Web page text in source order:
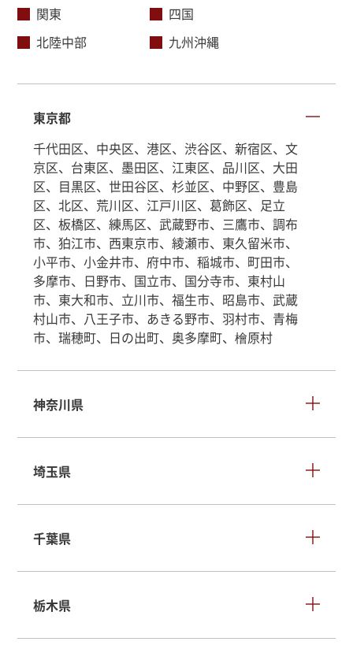
関東
北陸中部
四国
九州沖縄
東京都
千代田区、中央区、港区、渋谷区、新宿区、文
京区、台東区、墨田区、江東区、品川区、大田
区、目黒区、世田谷区、杉並区、中野区、豊島
区、北区、荒川区、江戸川区、葛飾区、足立
区、板橋区、練馬区、武蔵野市、三鷹市、調布
市、狛江市、西東京市、綾瀬市、東久留米市、
小平市、小金井市、府中市、稲城市、町田市、
多摩市、日野市、国立市、国分寺市、東村山
市、東大和市、立川市、福生市、昭島市、武蔵
村山市、八王子市、あきる野市、羽村市、青梅
市、瑞穂町、日の出町、奥多摩町、檜原村
神奈川県
埼玉県
千葉県
栃木県